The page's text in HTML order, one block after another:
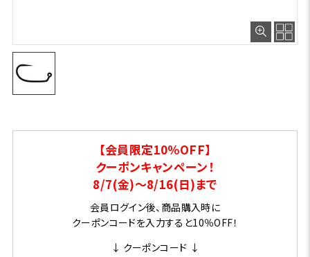
【会員限定10％OFF】
クーポンキャンペーン！
8/7(金)～8/16(日)まで
会員ログイン後、商品購入時に
クーポンコードを入力すると10％OFF！
↓ クーポンコード ↓